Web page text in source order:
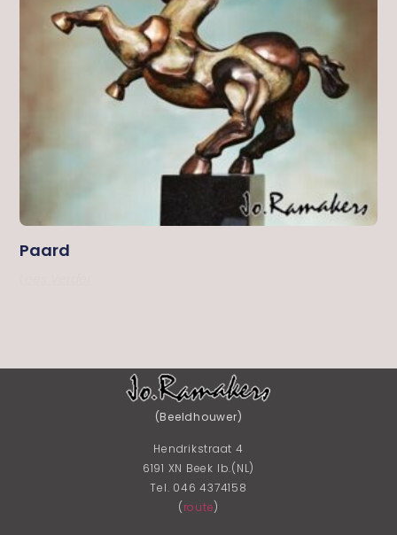
Paard
(Beeldhouwer)
Hendrikstraat 4
6191 XN Beek lb.(NL)
Tel. 046 4374158
(route)